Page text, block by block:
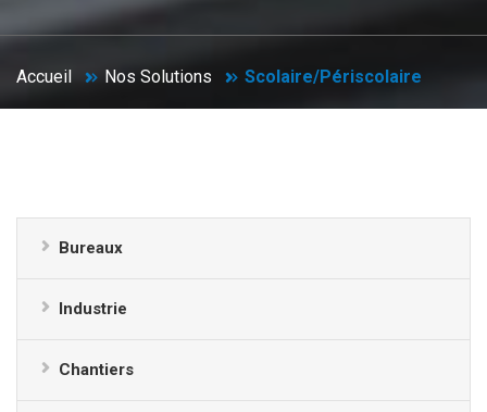
Accueil Nos Solutions Scolaire/Périscolaire
Bureaux
Industrie
Chantiers